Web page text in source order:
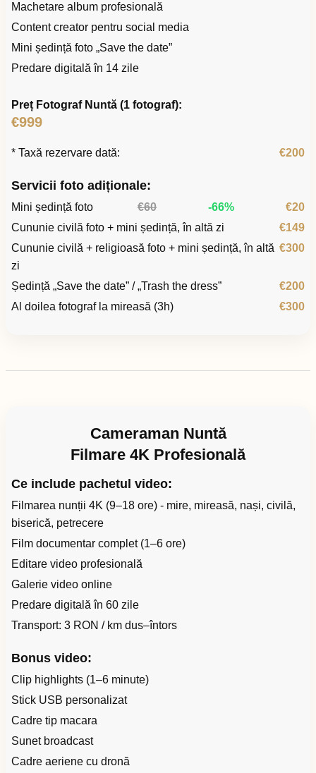
Machetare album profesională
Content creator pentru social media
Mini ședință foto „Save the date”
Predare digitală în 14 zile
Preț Fotograf Nuntă (1 fotograf):
€999
* Taxă rezervare dată: €200
Servicii foto adiționale:
Mini ședință foto €60 -66%
€20
Cununie civilă foto + mini ședință, în altă zi
€149
Cununie civilă + religioasă foto + mini ședință, în altă
zi
€300
Ședință „Save the date” / „Trash the dress”
€200
Al doilea fotograf la mireasă (3h)
€300
Cameraman Nuntă
Filmare 4K Profesională
Ce include pachetul video:
Filmarea nunții 4K (9–18 ore) - mire, mireasă, nași, civilă,
biserică, petrecere
Film documentar complet (1–6 ore)
Editare video profesională
Galerie video online
Predare digitală în 60 zile
Transport: 3 RON / km dus–întors
Bonus video:
Clip highlights (1–6 minute)
Stick USB personalizat
Cadre tip macara
Sunet broadcast
Cadre aeriene cu dronă